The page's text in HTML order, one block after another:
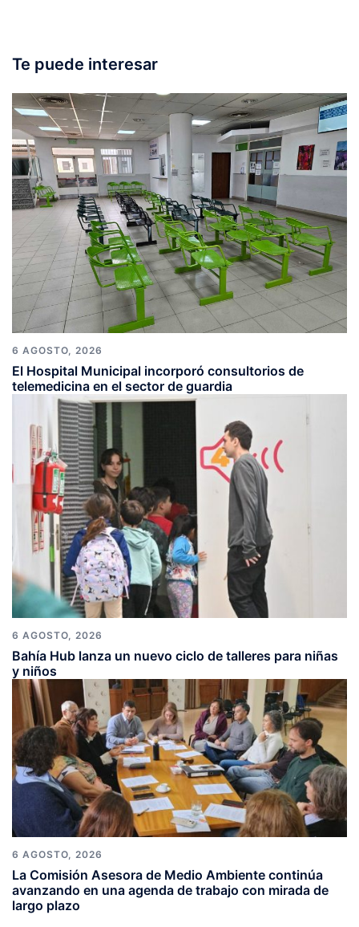
Te puede interesar
6 AGOSTO, 2026
El Hospital Municipal incorporó consultorios de
telemedicina en el sector de guardia
6 AGOSTO, 2026
Bahía Hub lanza un nuevo ciclo de talleres para niñas
y niños
6 AGOSTO, 2026
La Comisión Asesora de Medio Ambiente continúa
avanzando en una agenda de trabajo con mirada de
largo plazo